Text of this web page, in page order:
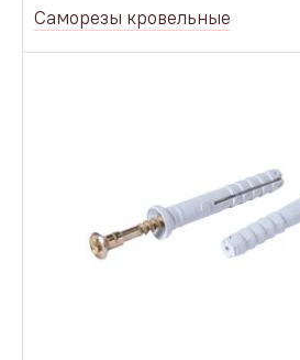
Саморезы кровельные